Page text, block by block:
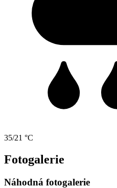
35/21 °C
Fotogalerie
Náhodná fotogalerie